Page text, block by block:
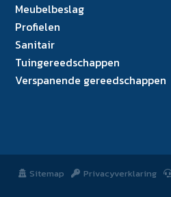
Meubelbeslag
Profielen
Sanitair
Tuingereedschappen
Verspanende gereedschappen
Sitemap Privacyverklaring